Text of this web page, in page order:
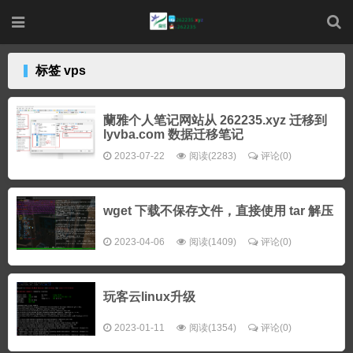
标签 vps
蘭雅个人笔记网站从 262235.xyz 迁移到
lyvba.com 数据迁移笔记
2023-07-22 阅读(2283) 评论(0)
wget 下载不保存文件，直接使用 tar 解压
2023-04-06 阅读(1409) 评论(0)
玩客云linux升级
2023-01-11 阅读(1354) 评论(0)